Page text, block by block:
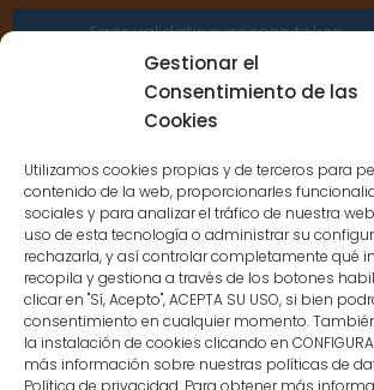
Gestionar el
Consentimiento de las
Cookies
Utilizamos cookies propias y de terceros para
contenido de la web, proporcionarles
sociales y para analizar el tráfico de nuestra
uso de esta tecnología o administrar su
rechazarla, y así controlar completamente qué
recopila y gestiona a través de los botones
clicar en "Sí, Acepto", ACEPTA SU USO, si bien
consentimiento en cualquier momento.
la instalación de cookies clicando en
más información sobre nuestras políticas de
Política de privacidad. Para obtener más
Error validating access token:
Sessions for the user are not
because the user is not a
CONTACTO
MENÚ PRINCIPAL